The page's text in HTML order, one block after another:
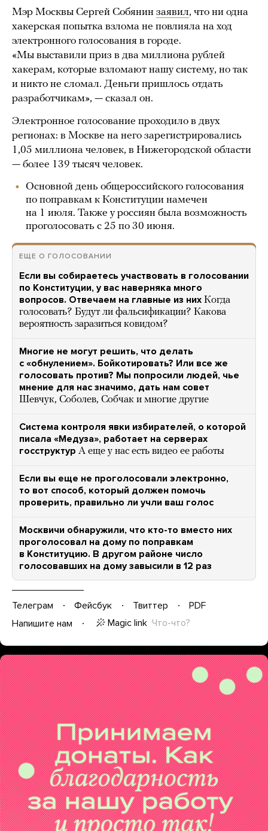
Мэр Москвы Сергей Собянин заявил, что ни одна
хакерская попытка взлома не повлияла на ход
электронного голосования в городе.
«Мы выставили приз в два миллиона рублей
хакерам, которые взломают нашу систему, но так
и никто не сломал. Деньги пришлось отдать
разработчикам», — сказал он.
Электронное голосование проходило в двух
регионах: в Москве на него зарегистрировались
1,05 миллиона человек, в Нижегородской области
— более 139 тысяч человек.
Основной день общероссийского голосования
по поправкам к Конституции намечен
на 1 июля. Также у россиян была возможность
проголосовать с 25 по 30 июня.
ЕЩЕ О ГОЛОСОВАНИИ
Если вы собираетесь участвовать в голосовании
по Конституции, у вас наверняка много
вопросов. Отвечаем на главные из них Когда
голосовать? Будут ли фальсификации? Какова
вероятность заразиться ковидом?
Многие не могут решить, что делать
с «обнулением». Бойкотировать? Или все же
голосовать против? Мы попросили людей, чье
мнение для нас значимо, дать нам совет
Шевчук, Соболев, Собчак и многие другие
Система контроля явки избирателей, о которой
писала «Медуза», работает на серверах
госструктур А еще у нас есть видео ее работы
Если вы еще не проголосовали электронно,
то вот способ, который должен помочь
проверить, правильно ли учли ваш голос
Москвичи обнаружили, что кто-то вместо них
проголосовал на дому по поправкам
в Конституцию. В другом районе число
голосовавших на дому завысили в 12 раз
Телеграм Фейсбук Твиттер
PDF
Напишите нам
Magic link Что-что?